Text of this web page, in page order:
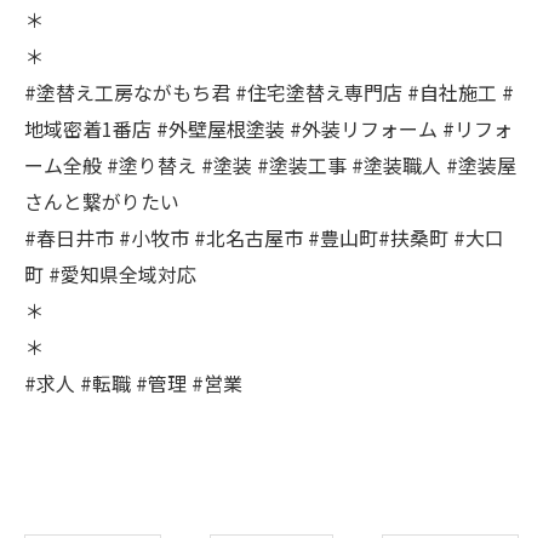
＊
＊
#塗替え工房ながもち君 #住宅塗替え専門店 #自社施工 #
地域密着1番店 #外壁屋根塗装 #外装リフォーム #リフォ
ーム全般 #塗り替え #塗装 #塗装工事 #塗装職人 #塗装屋
さんと繋がりたい
#春日井市 #小牧市 #北名古屋市 #豊山町#扶桑町 #大口
町 #愛知県全域対応
＊
＊
#求人 #転職 #管理 #営業